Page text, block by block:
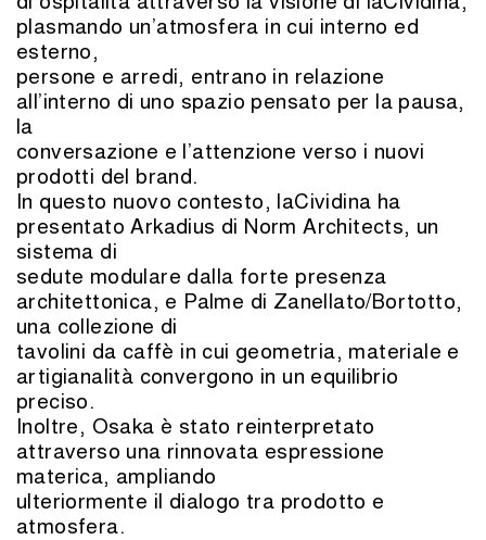
plasmando un’atmosfera in cui interno ed
esterno,
persone e arredi, entrano in relazione
all’interno di uno spazio pensato per la pausa,
la
conversazione e l’attenzione verso i nuovi
prodotti del brand.
In questo nuovo contesto, laCividina ha
presentato Arkadius di Norm Architects, un
sistema di
sedute modulare dalla forte presenza
architettonica, e Palme di Zanellato/Bortotto,
una collezione di
tavolini da caffè in cui geometria, materiale e
artigianalità convergono in un equilibrio
preciso.
Inoltre, Osaka è stato reinterpretato
attraverso una rinnovata espressione
materica, ampliando
ulteriormente il dialogo tra prodotto e
atmosfera.